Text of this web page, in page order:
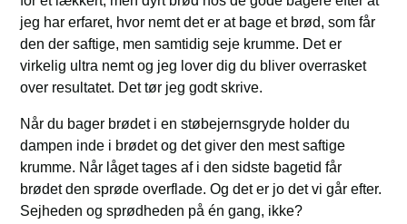
jeg har erfaret, hvor nemt det er at bage et brød, som får
den der saftige, men samtidig seje krumme. Det er
virkelig ultra nemt og jeg lover dig du bliver overrasket
over resultatet. Det tør jeg godt skrive.
Når du bager brødet i en støbejernsgryde holder du
dampen inde i brødet og det giver den mest saftige
krumme. Når låget tages af i den sidste bagetid får
brødet den sprøde overflade. Og det er jo det vi går efter.
Sejheden og sprødheden på én gang, ikke?